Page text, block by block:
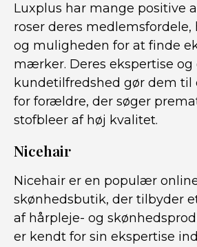
Luxplus har mange positive
roser deres
og muligheden for at finde
mærker. Deres ekspertise
kundetilfredshed gør dem til
for forældre, der søger
stofbleer af høj kvalitet.
Nicehair
Nicehair er en populær
skønhedsbutik, der tilbyder
af hårpleje- og
er kendt for sin ekspertise